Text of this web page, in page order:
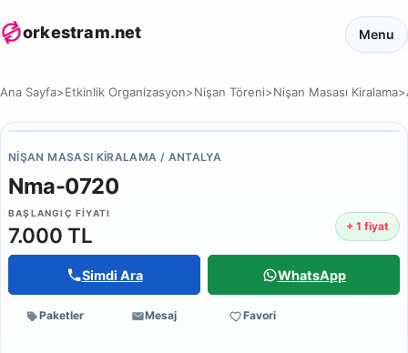
orkestram.net Menu
Ana Sayfa>Etkinlik Organizasyon>Nişan Töreni>Nişan Masası Kiralama>
NIŞAN MASASI KIRALAMA / ANTALYA
Nma-0720
BAŞLANGIÇ FIYATI
7.000 TL + 1 fiyat
Simdi Ara WhatsApp
Paketler Mesaj Favori